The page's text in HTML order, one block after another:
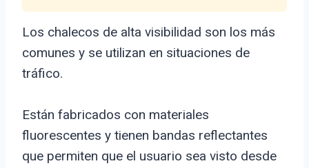
Los chalecos de alta visibilidad son los más
comunes y se utilizan en situaciones de
tráfico.
Están fabricados con materiales
fluorescentes y tienen bandas reflectantes
que permiten que el usuario sea visto desde